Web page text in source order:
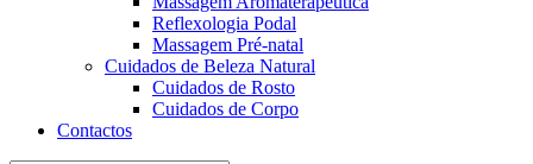
Reflexologia Podal
Massagem Pré-natal
Cuidados de Beleza Natural
Cuidados de Rosto
Cuidados de Corpo
Contactos